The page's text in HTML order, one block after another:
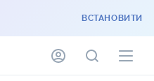
ВСТАНОВИТИ